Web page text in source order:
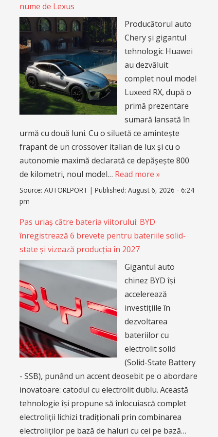
nume de Lexus
Producătorul auto
Chery și gigantul
tehnologic Huawei
au dezvăluit
complet noul model
Luxeed RX, după o
primă prezentare
sumară lansată în
urmă cu două luni. Cu o siluetă ce amintește
frapant de un crossover italian de lux și cu o
autonomie maximă declarată ce depășește 800
de kilometri, noul model… Read more »
Source: AUTOREPORT | Published: August 6, 2026 - 6:24
pm
Pas uriaș către bateria viitorului: BYD
înregistrează 6 brevete pentru bateriile solid-
state și vizează producția în 2027
Gigantul auto
chinez BYD își
accelerează
investițiile în
dezvoltarea
bateriilor cu
electrolit solid
(Solid-State Battery
- SSB), punând un accent deosebit pe o abordare
inovatoare: catodul cu electrolit dublu. Această
tehnologie își propune să înlocuiască complet
electroliții lichizi tradiționali prin combinarea
electroliților pe bază de haluri cu cei pe bază…